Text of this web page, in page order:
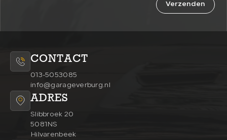
CONTACT
013-5053085
info@garageverburg.nl
ADRES
Slibbroek 20
5081NS
Hilvarenbeek
Verzenden